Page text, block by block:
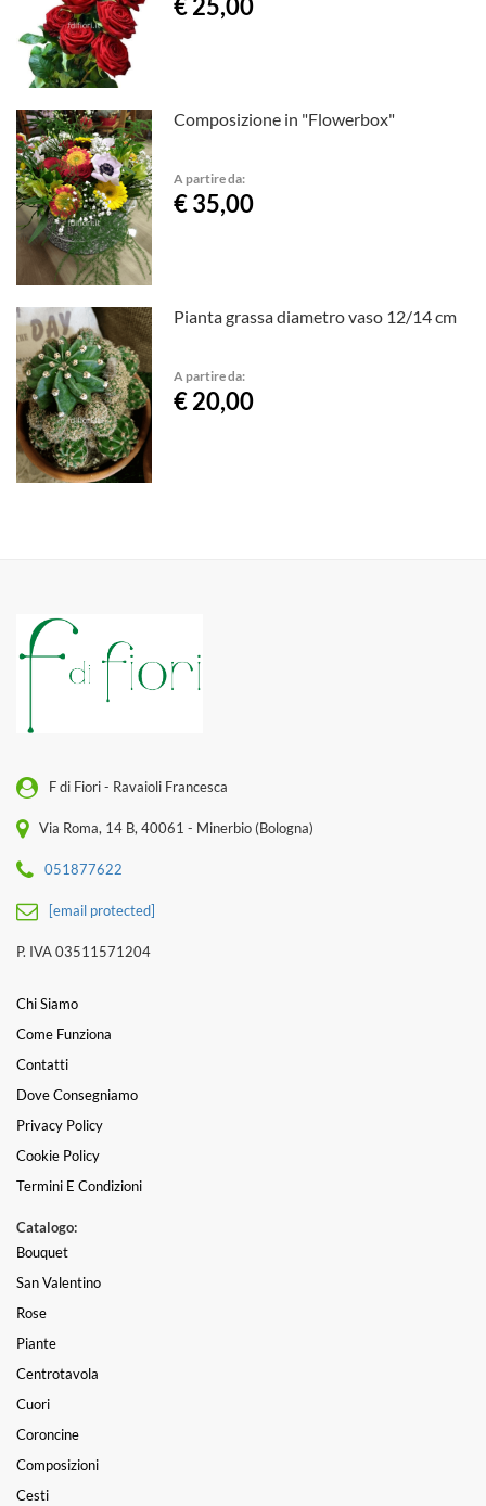
€ 25,00
Composizione in "Flowerbox"
A partire da:
€ 35,00
Pianta grassa diametro vaso 12/14 cm
A partire da:
€ 20,00
F di Fiori - Ravaioli Francesca
Via Roma, 14 B, 40061 - Minerbio (Bologna)
051877622
[email protected]
P. IVA 03511571204
Chi Siamo
Come Funziona
Contatti
Dove Consegniamo
Privacy Policy
Cookie Policy
Termini E Condizioni
Catalogo:
Bouquet
San Valentino
Rose
Piante
Centrotavola
Cuori
Coroncine
Composizioni
Cesti